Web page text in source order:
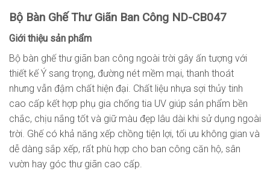
Bộ Bàn Ghế Thư Giãn Ban Công ND-CB047
Giới thiệu sản phẩm
Bộ bàn ghế thư giãn ban công ngoài trời gây ấn tượng với
thiết kế Ý sang trọng, đường nét mềm mại, thanh thoát
nhưng vẫn đậm chất hiện đại. Chất liệu nhựa sợi thủy tinh
cao cấp kết hợp phụ gia chống tia UV giúp sản phẩm bền
chắc, chịu nắng tốt và giữ màu đẹp lâu dài khi sử dụng ngoài
trời. Ghế có khả năng xếp chồng tiện lợi, tối ưu không gian và
dễ dàng sắp xếp, rất phù hợp cho ban công căn hộ, sân
vườn hay góc thư giãn cao cấp.